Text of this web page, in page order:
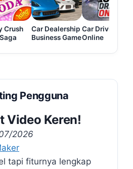
Crush
Car Dealership
Business Game
Car Driving
Online
Pengguna
Video Keren!
2026
tapi fiturnya lengkap